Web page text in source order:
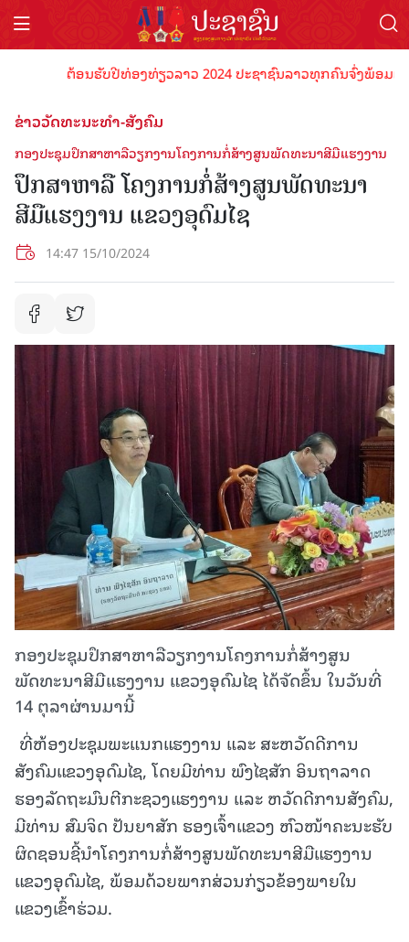
ຕ້ອນຮັບປີທ່ອງທ່ຽວລາວ 2024 ປະຊາຊົນລາວທຸກຄົນຈົ່ງພ້ອມເປັ
ຂ່າວວັດທະນະທຳ-ສັງຄົມ
ກອງປະຊຸມປຶກສາຫາລືວຽກງານໂຄງການກໍ່ສ້າງສູນພັດທະນາສີມືແຮງງານ
ປຶກສາຫາລື ໂຄງການກໍ່ສ້າງສູນພັດທະນາ
ສີມືແຮງງານ ແຂວງອຸດົມໄຊ
14:47 15/10/2024
ກອງປະຊຸມປຶກສາຫາລືວຽກງານໂຄງການກໍ່ສ້າງສູນ
ພັດທະນາສີມືແຮງງານ ແຂວງອຸດົມໄຊ ໄດ້ຈັດຂຶ້ນ ໃນວັນທີ່
14 ຕຸລາຜ່ານມານີ້
ທີ່ຫ້ອງປະຊຸມພະແນກແຮງງານ ແລະ ສະຫວັດດີການ
ສັງຄົມແຂວງອຸດົມໄຊ, ໂດຍມີທ່ານ ພົງໄຊສັກ ອິນຖາລາດ
ຮອງລັດຖະມົນຕີກະຊວງແຮງງານ ແລະ ຫວັດດີການສັງຄົມ,
ມີທ່ານ ສົມຈິດ ປັນຍາສັກ ຮອງເຈົ້າແຂວງ ຫົວໜ້າຄະນະຮັບ
ຜິດຊອນຊີ້ນໍາໂຄງການກໍ່ສ້າງສູນພັດທະນາສີມືແຮງງານ
ແຂວງອຸດົມໄຊ, ພ້ອມດ້ວຍພາກສ່ວນກ່ຽວຂ້ອງພາຍໃນ
ແຂວງເຂົ້າຮ່ວມ.